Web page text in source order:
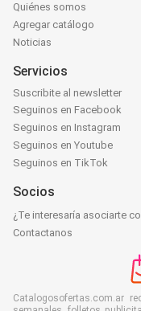
Quiénes somos
Agregar catálogo
Noticias
Servicios
Suscribite al newsletter
Seguinos en Facebook
Seguinos en Instagram
Seguinos en Youtube
Seguinos en TikTok
Socios
¿Te interesaría asociarte
Contactanos
Catalogosofertas.com.ar